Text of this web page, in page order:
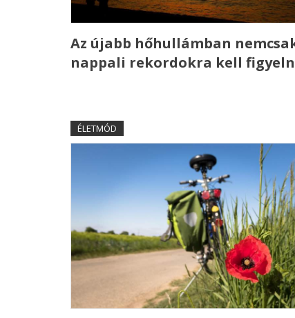
Az újabb hőhullámban
nappali rekordokra kell
ÉLETMÓD